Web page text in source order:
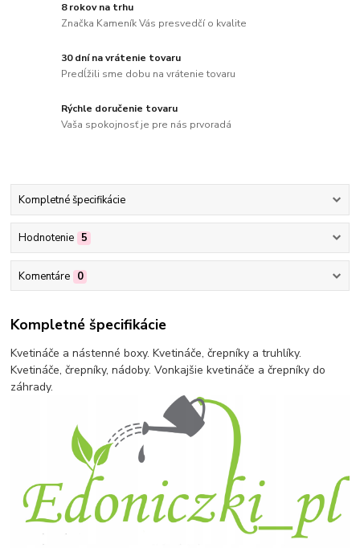
8 rokov na trhu
Značka Kameník Vás presvedčí o kvalite
30 dní na vrátenie tovaru
Predĺžili sme dobu na vrátenie tovaru
Rýchle doručenie tovaru
Vaša spokojnosť je pre nás prvoradá
Kompletné špecifikácie
Hodnotenie 5
Komentáre 0
Kompletné špecifikácie
Kvetináče a nástenné boxy. Kvetináče, črepníky a truhlíky.
Kvetináče, črepníky, nádoby. Vonkajšie kvetináče a črepníky do
záhrady.